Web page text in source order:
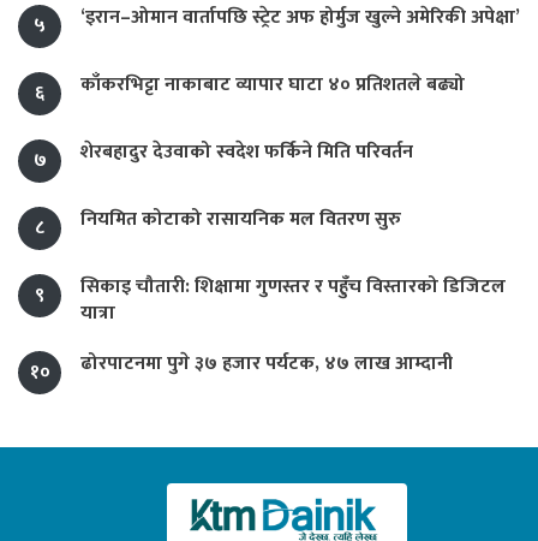
५ ‘इरान–ओमान वार्तापछि स्ट्रेट अफ होर्मुज खुल्ने अमेरिकी अपेक्षा’
६ काँकरभिट्टा नाकाबाट व्यापार घाटा ४० प्रतिशतले बढ्यो
७ शेरबहादुर देउवाको स्वदेश फर्किने मिति परिवर्तन
८ नियमित कोटाको रासायनिक मल वितरण सुरु
९
सिकाइ चौतारी: शिक्षामा गुणस्तर र पहुँच विस्तारको डिजिटल
यात्रा
१०
ढोरपाटनमा पुगे ३७ हजार पर्यटक, ४७ लाख आम्दानी